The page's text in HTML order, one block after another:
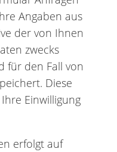
Angaben aus
der von Ihnen
zwecks
für den Fall von
Diese
Einwilligung
erfolgt auf